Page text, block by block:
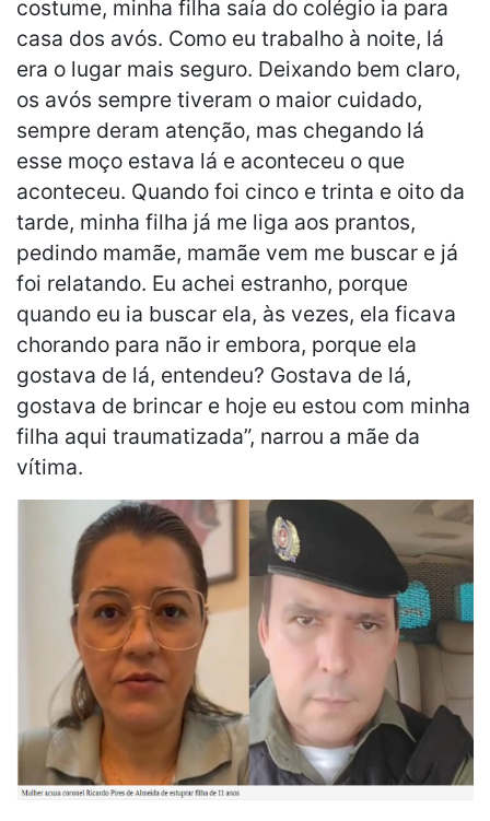
costume, minha filha saía do colégio ia para
casa dos avós. Como eu trabalho à noite, lá
era o lugar mais seguro. Deixando bem claro,
os avós sempre tiveram o maior cuidado,
sempre deram atenção, mas chegando lá
esse moço estava lá e aconteceu o que
aconteceu. Quando foi cinco e trinta e oito da
tarde, minha filha já me liga aos prantos,
pedindo mamãe, mamãe vem me buscar e já
foi relatando. Eu achei estranho, porque
quando eu ia buscar ela, às vezes, ela ficava
chorando para não ir embora, porque ela
gostava de lá, entendeu? Gostava de lá,
gostava de brincar e hoje eu estou com minha
filha aqui traumatizada”, narrou a mãe da
vítima.